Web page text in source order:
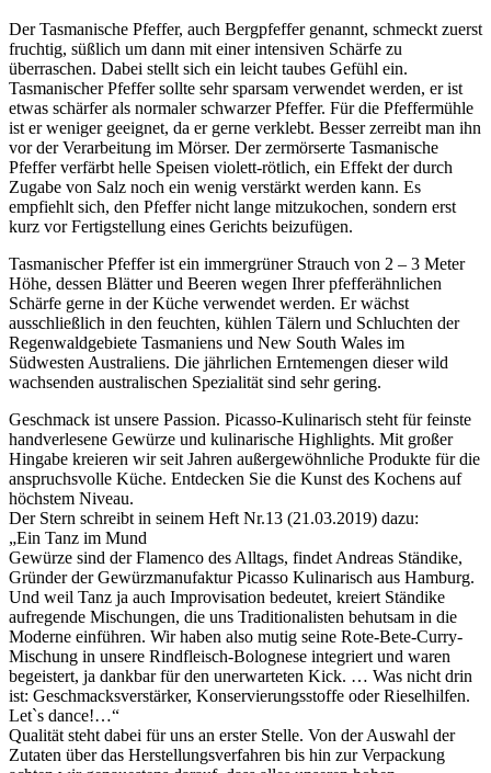
Der Tasmanische Pfeffer, auch Bergpfeffer genannt, schmeckt zuerst
fruchtig, süßlich um dann mit einer intensiven Schärfe zu
überraschen. Dabei stellt sich ein leicht taubes Gefühl ein.
Tasmanischer Pfeffer sollte sehr sparsam verwendet werden, er ist
etwas schärfer als normaler schwarzer Pfeffer. Für die Pfeffermühle
ist er weniger geeignet, da er gerne verklebt. Besser zerreibt man ihn
vor der Verarbeitung im Mörser. Der zermörserte Tasmanische
Pfeffer verfärbt helle Speisen violett-rötlich, ein Effekt der durch
Zugabe von Salz noch ein wenig verstärkt werden kann. Es
empfiehlt sich, den Pfeffer nicht lange mitzukochen, sondern erst
kurz vor Fertigstellung eines Gerichts beizufügen.
Tasmanischer Pfeffer ist ein immergrüner Strauch von 2 – 3 Meter
Höhe, dessen Blätter und Beeren wegen Ihrer pfefferähnlichen
Schärfe gerne in der Küche verwendet werden. Er wächst
ausschließlich in den feuchten, kühlen Tälern und Schluchten der
Regenwaldgebiete Tasmaniens und New South Wales im
Südwesten Australiens. Die jährlichen Erntemengen dieser wild
wachsenden australischen Spezialität sind sehr gering.
Geschmack ist unsere Passion. Picasso-Kulinarisch steht für feinste
handverlesene Gewürze und kulinarische Highlights. Mit großer
Hingabe kreieren wir seit Jahren außergewöhnliche Produkte für die
anspruchsvolle Küche. Entdecken Sie die Kunst des Kochens auf
höchstem Niveau.
Der Stern schreibt in seinem Heft Nr.13 (21.03.2019) dazu:
„Ein Tanz im Mund
Gewürze sind der Flamenco des Alltags, findet Andreas Ständike,
Gründer der Gewürzmanufaktur Picasso Kulinarisch aus Hamburg.
Und weil Tanz ja auch Improvisation bedeutet, kreiert Ständike
aufregende Mischungen, die uns Traditionalisten behutsam in die
Moderne einführen. Wir haben also mutig seine Rote-Bete-Curry-
Mischung in unsere Rindfleisch-Bolognese integriert und waren
begeistert, ja dankbar für den unerwarteten Kick. … Was nicht drin
ist: Geschmacksverstärker, Konservierungsstoffe oder Rieselhilfen.
Let`s dance!…“
Qualität steht dabei für uns an erster Stelle. Von der Auswahl der
Zutaten über das Herstellungsverfahren bis hin zur Verpackung